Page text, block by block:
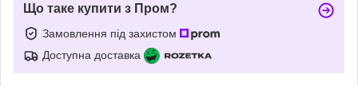
Що таке купити з Пром?
Замовлення під захистом
Доступна доставка